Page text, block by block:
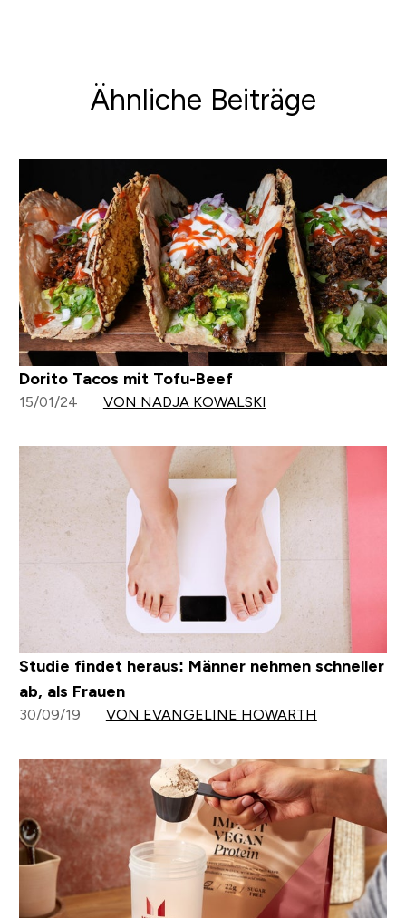
Ähnliche Beiträge
Dorito Tacos mit Tofu-Beef
15/01/24 VON NADJA KOWALSKI
Studie findet heraus: Männer nehmen schneller
ab, als Frauen
30/09/19 VON EVANGELINE HOWARTH